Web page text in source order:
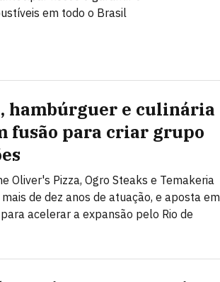
em todo o Brasil
hambúrguer e culinária
fusão para criar grupo
Oliver's Pizza, Ogro Steaks e Temakeria
de dez anos de atuação, e aposta em
acelerar a expansão pelo Rio de